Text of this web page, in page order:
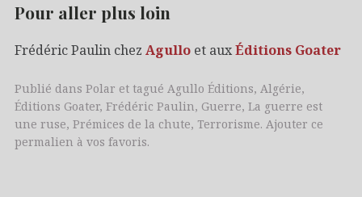
Pour aller plus loin
Frédéric Paulin chez Agullo et auxÉditions Goater
Publié dans Polar et tagué Agullo Éditions, Algérie,
Éditions Goater, Frédéric Paulin, Guerre, La guerre est
une ruse, Prémices de la chute, Terrorisme. Ajouter ce
permalien à vos favoris.